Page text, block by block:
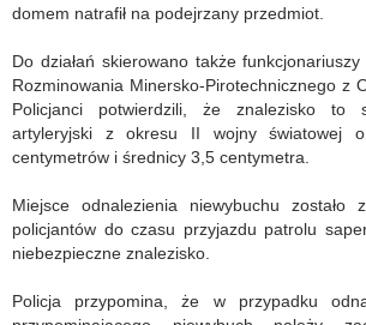
domem natrafił na podejrzany przedmiot.
Do działań skierowano także
Rozminowania Minersko-Pirotechnicznego z
Policjanci potwierdzili, że znalezisko to
artyleryjski z okresu II wojny światowej o
centymetrów i średnicy 3,5 centymetra.
Miejsce odnalezienia niewybuchu zostało
policjantów do czasu przyjazdu patrolu
niebezpieczne znalezisko.
Policja przypomina, że w przypadku